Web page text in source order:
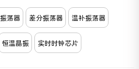
荡器 差分振荡器 温补振荡器
恒温晶振 实时时钟芯片